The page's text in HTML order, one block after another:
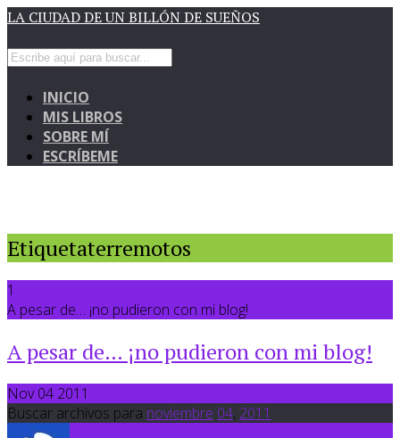
LA CIUDAD DE UN BILLÓN DE SUEÑOS
INICIO
MIS LIBROS
SOBRE MÍ
ESCRÍBEME
Etiquetaterremotos
1
A pesar de… ¡no pudieron con mi blog!
A pesar de… ¡no pudieron con mi blog!
Nov 04 2011
Buscar archivos para noviembre 04, 2011